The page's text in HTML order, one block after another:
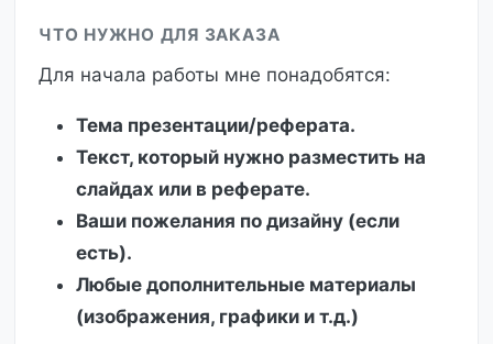
ЧТО НУЖНО ДЛЯ ЗАКАЗА
Для начала работы мне понадобятся:
Тема презентации/реферата.
Текст, который нужно разместить на
слайдах или в реферате.
Ваши пожелания по дизайну (если
есть).
Любые дополнительные материалы
(изображения, графики и т.д.)